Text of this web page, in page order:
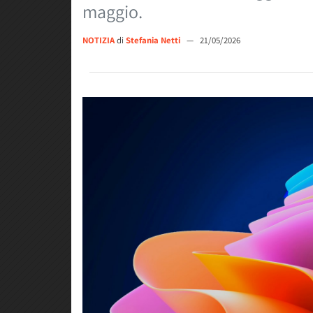
maggio.
NOTIZIAdi Stefania Netti — 21/05/2026